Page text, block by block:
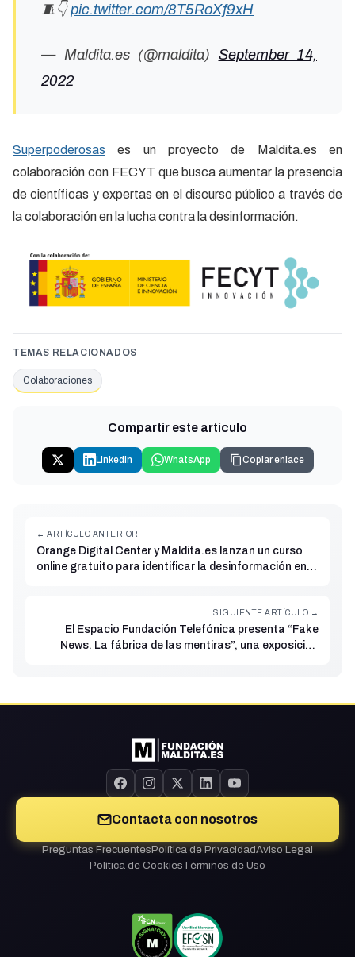
🧵👇pic.twitter.com/8T5RoXf9xH
— Maldita.es (@maldita) September 14,
2022
Superpoderosas es un proyecto de Maldita.es en
colaboración con FECYT que busca aumentar la presencia
de científicas y expertas en el discurso público a través de
la colaboración en la lucha contra la desinformación.
TEMAS RELACIONADOS
Colaboraciones
Compartir este artículo
LinkedIn WhatsApp Copiar enlace
← ARTÍCULO ANTERIOR
Orange Digital Center y Maldita.es lanzan un curso
online gratuito para identificar la desinformación en el
SIGUIENTE ARTÍCULO →
El Espacio Fundación Telefónica presenta “Fake
News. La fábrica de las mentiras”, una exposición
Contacta con nosotros
Preguntas FrecuentesPolítica de PrivacidadAviso Legal
Política de CookiesTérminos de Uso